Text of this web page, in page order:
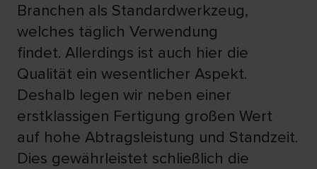
Branchen als Standardwerkzeug,
welches täglich Verwendung
findet. Allerdings ist auch hier die
Qualität ein wesentlicher Aspekt.
Deshalb legen wir neben einer
erstklassigen Fertigung großen Wert
auf hohe Abtragsleistung und Standzeit.
Dies gewährleistet schließlich die